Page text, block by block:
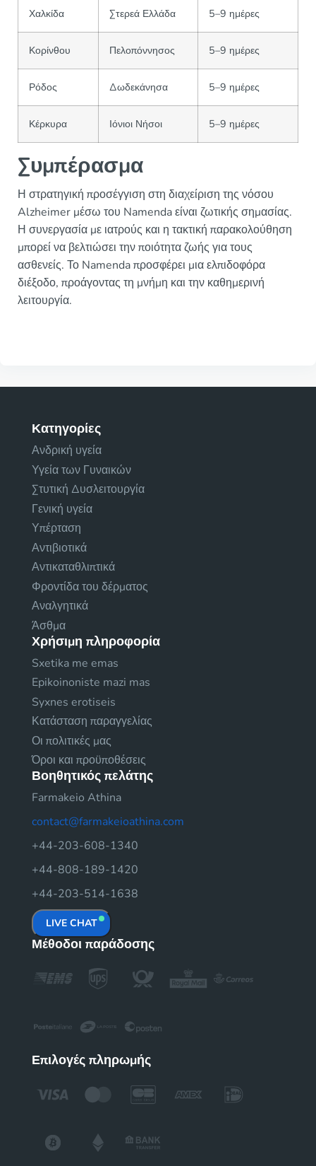
Χαλκίδα Στερεά Ελλάδα 5–9 ημέρες
Κορίνθου Πελοπόννησος 5–9 ημέρες
Ρόδος Δωδεκάνησα 5–9 ημέρες
Κέρκυρα Ιόνιοι Νήσοι 5–9 ημέρες
Συμπέρασμα
Η στρατηγική προσέγγιση στη διαχείριση της νόσου
Alzheimer μέσω του Namenda είναι ζωτικής σημασίας.
Η συνεργασία με ιατρούς και η τακτική παρακολούθηση
μπορεί να βελτιώσει την ποιότητα ζωής για τους
ασθενείς. Το Namenda προσφέρει μια ελπιδοφόρα
διέξοδο, προάγοντας τη μνήμη και την καθημερινή
λειτουργία.
Κατηγορίες
Ανδρική υγεία
Υγεία των Γυναικών
Στυτική Δυσλειτουργία
Γενική υγεία
Υπέρταση
Αντιβιοτικά
Αντικαταθλιπτικά
Φροντίδα του δέρματος
Αναλγητικά
Άσθμα
Χρήσιμη πληροφορία
Sxetika me emas
Epikoinoniste mazi mas
Syxnes erotiseis
Κατάσταση παραγγελίας
Οι πολιτικές μας
Όροι και προϋποθέσεις
Βοηθητικός πελάτης
Farmakeio Athina
contact@farmakeioathina.com
+44-203-608-1340
+44-808-189-1420
+44-203-514-1638
LIVE CHAT
Μέθοδοι παράδοσης
Επιλογές πληρωμής